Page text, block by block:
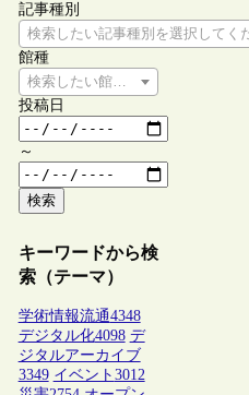
記事種別
検索したい記事種別を選択してく
館種
検索したい館種を選択してください
投稿日
～
検索
キーワードから検
索（テーマ）
学術情報流通4348
デジタル化4098 デ
ジタルアーカイブ
3349 イベント 3012